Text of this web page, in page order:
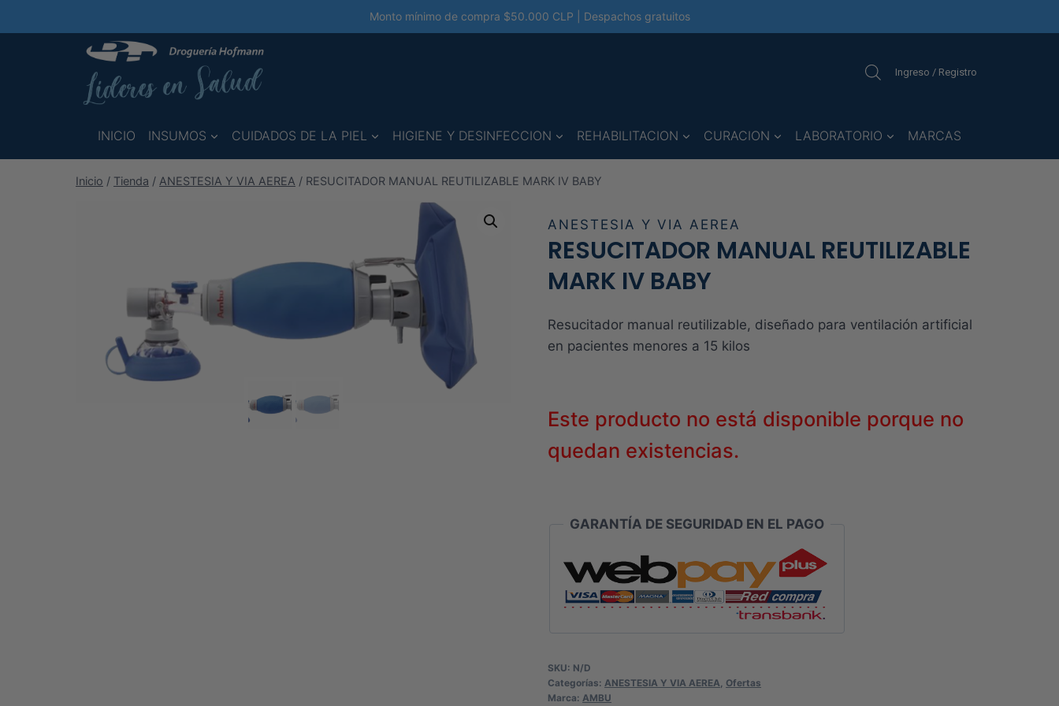
al
Monto mínimo de compra $50.000 CLP | Despachos gratuitos
Ingreso / Registro
INICIO INSUMOS CUIDADOS DE LA PIEL HIGIENE Y DESINFECCION REHABILITACION CURACION LABORATORIO MARCAS
Inicio / Tienda / ANESTESIA Y VIA AEREA / RESUCITADOR MANUAL REUTILIZABLE MARK IV BABY
ANESTESIA Y VIA AEREA
RESUCITADOR MANUAL REUTILIZABLE
MARK IV BABY
Resucitador manual reutilizable, diseñado para ventilación artificial
en pacientes menores a 15 kilos
Este producto no está disponible porque no
quedan existencias.
GARANTÍA DE SEGURIDAD EN EL PAGO
SKU: N/D
Categorías: ANESTESIA Y VIA AEREA Ofertas
Marca: AMBU